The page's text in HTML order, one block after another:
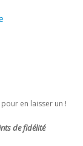
en laisser un !
de fidélité